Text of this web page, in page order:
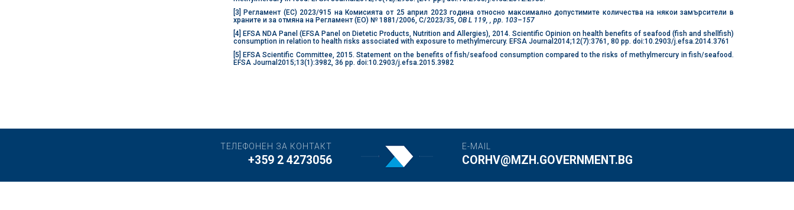
[3]
Регламент (ЕС) 2023/915 на Комисията от 25 април 2023 година относно максимално допустимите количества на някои замърсители в
храните и за отмяна на Регламент (ЕО) № 1881/2006, C/2023/35, OB L 119, , pp. 103–157
[4] EFSA NDA Panel (EFSA Panel on Dietetic Products, Nutrition and Allergies), 2014. Scientific Opinion on health benefits of seafood (fish and shellfish)
consumption in relation to health risks associated with exposure to methylmercury. EFSA Journal2014;12(7):3761, 80 pp. doi:10.2903/j.efsa.2014.3761
[5]
EFSA Scientific Committee, 2015. Statement on the benefits of fish/seafood consumption compared to the risks of methylmercury in fish/seafood.
EFSA Journal2015;13(1):3982, 36 pp. doi:10.2903/j.efsa.2015.3982
ТЕЛЕФОНЕН ЗА КОНТАКТ
+359 2 4273056
E-MAIL
CORHV@MZH.GOVERNMENT.BG